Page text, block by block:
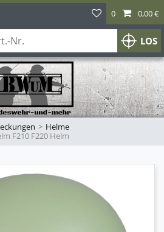
LOS
0 0,00 €
Helme
F210 F220 Helm